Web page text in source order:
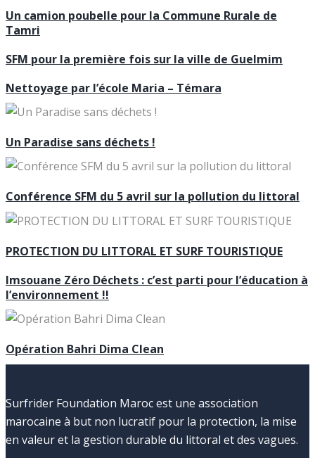
Un camion poubelle pour la Commune Rurale de
Tamri
SFM pour la première fois sur la ville de Guelmim
Nettoyage par l’école Maria – Témara
Un Paradise sans déchets !
Conférence SFM du 5 avril sur la pollution du littoral
PROTECTION DU LITTORAL ET SURF TOURISTIQUE
Imsouane Zéro Déchets : c’est parti pour l’éducation à
l’environnement !!
Opération Bahri Dima Clean
Surfrider Foundation Maroc est une association
marocaine à but non lucratif pour la protection, la mise
en valeur et la gestion durable du littoral et des vagues.